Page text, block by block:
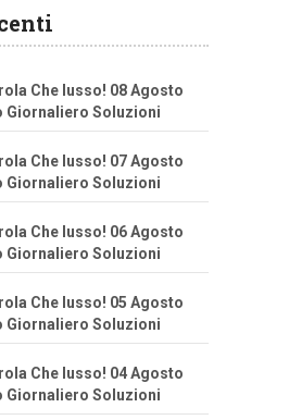
Che lusso! 08 Agosto
Giornaliero Soluzioni
Che lusso! 07 Agosto
Giornaliero Soluzioni
Che lusso! 06 Agosto
Giornaliero Soluzioni
Che lusso! 05 Agosto
Giornaliero Soluzioni
Che lusso! 04 Agosto
Giornaliero Soluzioni